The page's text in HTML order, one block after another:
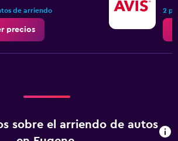
de arriendo
precios
2
sobre el arriendo de autos